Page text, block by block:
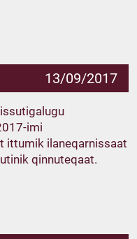
13/09/2017
imi
ittumik ilaneqarnissaat
qinnuteqaat.